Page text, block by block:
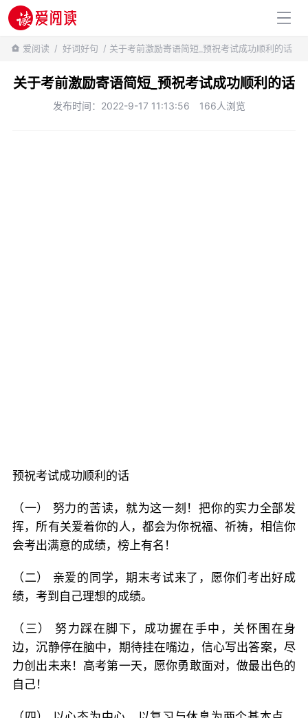
百科知识
爱阅读 / 好词好句 / 关于考前激励寄语简短_预祝考试成功顺利的话
关于考前激励寄语简短_预祝考试成功顺利的话
发布时间：2022-9-17 11:13:56 166人浏览
预祝考试成功顺利的话
（一） 努力的苦读，就为这一刻！把你的实力全部发
挥，所有关爱着你的人，都会为你祝福、祈祷，相信你
会考出满意的成绩，榜上有名！
（二） 亲爱的同学，期末考试来了，愿你们考出好成
绩，考到自己理想的成绩。
（三） 努力踩在脚下，成功握在手中，关怀围在身
边，沉静停在脑中，期待挂在嘴边，信心写出答案，尽
力创出未来！高考第一天，愿你勇敢面对，做最出色的
自己！